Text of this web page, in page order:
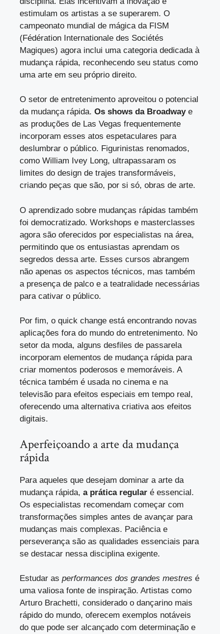
estimulam os artistas a se superarem. O
campeonato mundial de mágica da FISM
(Fédération Internationale des Sociétés
Magiques) agora inclui uma categoria dedicada à
mudança rápida, reconhecendo seu status como
uma arte em seu próprio direito.
O setor de entretenimento aproveitou o potencial
da mudança rápida. Os shows da Broadwaye
as produções de Las Vegas frequentemente
incorporam esses atos espetaculares para
deslumbrar o público. Figurinistas renomados,
como William Ivey Long, ultrapassaram os
limites do design de trajes transformáveis,
criando peças que são, por si só, obras de arte.
O aprendizado sobre mudanças rápidas também
foi democratizado. Workshops e masterclasses
agora são oferecidos por especialistas na área,
permitindo que os entusiastas aprendam os
segredos dessa arte. Esses cursos abrangem
não apenas os aspectos técnicos, mas também
a presença de palco e a teatralidade necessárias
para cativar o público.
Por fim, o quick change está encontrando novas
aplicações fora do mundo do entretenimento. No
setor da moda, alguns desfiles de passarela
incorporam elementos de mudança rápida para
criar momentos poderosos e memoráveis. A
técnica também é usada no cinema e na
televisão para efeitos especiais em tempo real,
oferecendo uma alternativa criativa aos efeitos
digitais.
Aperfeiçoando a arte da mudança
rápida
Para aqueles que desejam dominar a arte da
mudança rápida, a prática regular é essencial.
Os especialistas recomendam começar com
transformações simples antes de avançar para
mudanças mais complexas. Paciência e
perseverança são as qualidades essenciais para
se destacar nessa disciplina exigente.
Estudar as performances dos grandes mestres é
uma valiosa fonte de inspiração. Artistas como
Arturo Brachetti, considerado o dançarino mais
rápido do mundo, oferecem exemplos notáveis
do que pode ser alcançado com determinação e